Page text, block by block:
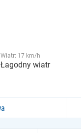
Wiatr: 17 km/h
Łagodny wiatr